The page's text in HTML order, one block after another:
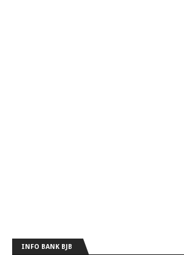
INFO BANK BJB